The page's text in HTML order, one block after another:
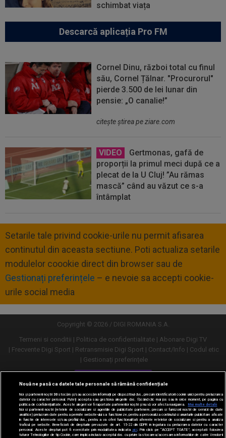
schimbat viața
Descarcă aplicația Pro FM
Cornel Dinu, război total cu finul
său, Cornel Țălnar. "Procurorul"
pierde 3.500 de lei lunar din
pensie: „O canalie!”
citeşte ştirea pe ziare.com
VIDEO
Gertmonas, gafă de
proporții la primul meci după ce a
plecat de la U Cluj! ”Au rămas
mască” când au văzut ce s-a
întâmplat
Setarile tale privind cookie-urile nu permit afisarea
continutul din aceasta sectiune. Poti actualiza setarile
modulelor coookie direct din browser sau de
Gestionați preferințele – e nevoie sa accepti cookie-
urile social media
Copyright © 2026 / DIGI ROMANIA S.A.
Termeni si conditii
Politica de confidentialitate
Abonare Digi TV
Frecvente Digi Sport
Retransmisie Digi Sport Contact/Info
Codul etic
Gestionați preferințele
Versiune desktop
Nouă ne pasă ca datele tale personale să rămână confidențiale
Noi și partenerii noștri30stocăm și/sau accesăm informații pe dispozitivul dvs., precum identificatorii cookie unici pentru prelucrarea
datelor cu caracter personal. Puteți accepta sau gestiona alegerile dvs. făcând clic mai jos sau în orice moment, pe pagina cu
politica de confidențialitate. Aceste alegeri vor fi raportate partenerilor noștri și nu vă vor afecta navigarea.
Mai multe detalii
Noi si partenerii nostri (retelele de socializare si agentiile de publicitate partenere, precum si furnizorii nostri de servicii de date
analitice) prelucram date pentru a permite website-ului sa functioneze, pentru a personaliza continutul si anunturile publicitare afisate
in functie de interesele si/sau profilul dvs., pentru a va oferi functionalitati aferente retelelor de socializare si pentru a analiza
traficul pe website. Beneficiati de drepturile prevazute de art. 15-22 din GDPR in legatura cu prelucrarea datelor cu caracter
personal. Aceste drepturi pot fi exercitate prin modalitatea indicata aici. Prin click pe “ACCEPT TOATE”, acceptati folosirea
tuturor Tehnologiilor de tip Cookie, care implica inclusiv acceptul dvs. cu privire la stocarea/accesarea informatiilor de catre Vendor-ii